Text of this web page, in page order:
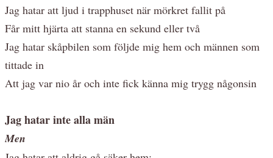
Jag hatar att ljud i trapphuset när mörkret fallit på
Får mitt hjärta att stanna en sekund eller två
Jag hatar skåpbilen som följde mig hem och männen som
tittade in
Att jag var nio år och inte fick känna mig trygg någonsin
Jag hatar inte alla män
Men